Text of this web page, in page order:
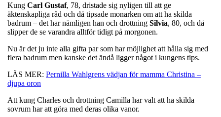
Kung Carl Gustaf, 78, dristade sig nyligen till att ge
äktenskapliga råd och då tipsade monarken om att ha skilda
badrum – det har nämligen han och drottning Silvia, 80, och då
slipper de se varandra alltför tidigt på morgonen.
Nu är det ju inte alla gifta par som har möjlighet att hålla sig med
flera badrum men kanske det ändå ligger något i kungens tips.
LÄS MER: Pernilla Wahlgrens vädjan för mamma Christina –
djupa oron
Att kung Charles och drottning Camilla har valt att ha skilda
sovrum har att göra med deras olika vanor.